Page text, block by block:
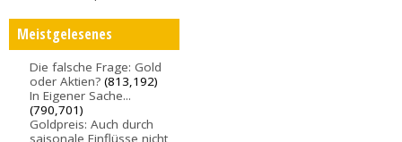
Meistgelesenes
Die falsche Frage: Gold
oder Aktien? (813,192)
In Eigener Sache...
(790,701)
Goldpreis: Auch durch
saisonale Einflüsse nicht